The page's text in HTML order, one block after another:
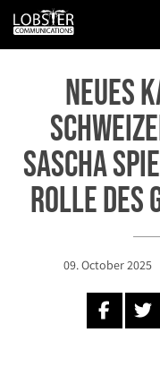
Neues
Sascha
Rolle des
09. October 2025